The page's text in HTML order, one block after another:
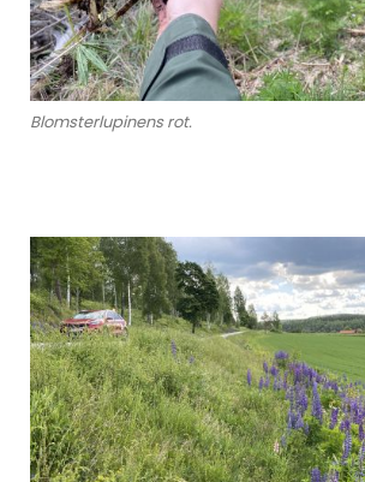
Blomsterlupinens rot.